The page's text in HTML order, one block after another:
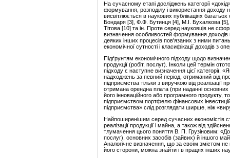
На сучасному етапі досліджень категорії
формування, розподілу і використання доходу
висвітлюється в наукових публікаціях
Бондаря [3], Ф.Ф. Бутинця [4], М.І. Бухалкова
Тітова [10] та ін. Проте серед науковців не
визначення особливостей формування доходів
деяких інших процесів пов'язаних з ними
економічної сутності і класифікації доходів з
Підґрунтям економічного підходу щодо
продукції (робіт, послуг). Інколи цей термін
підходу є наступне визначення цієї категорії:
надходжень за певний період, отриманий від
підприємства тільки з виручкою від реалізації
отримана орендна плата (при наданні основних
його інноваційного або програмного
підприємством портфелю фінансових
підприємства» слід розглядати ширше, ніж
Найпоширенішим серед сучасних економістів
реалізації продукції і майна, а також від
тлумачення цього поняття В. П. Грузіновим:
послуг), основних засобів (зайвих) й іншого
Аналогічне визначення, що за своїм змістом
його сторони, можна знайти і в працях інших